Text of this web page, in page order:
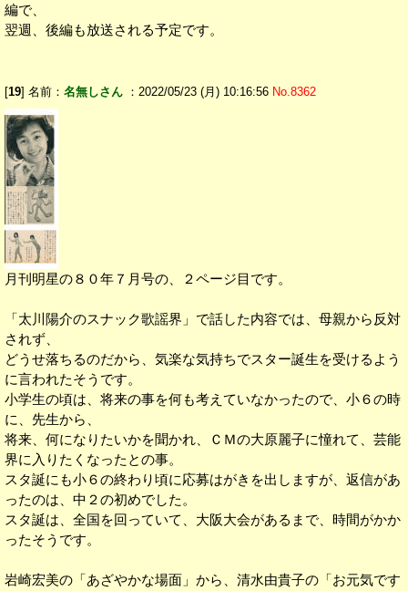
編で、
翌週、後編も放送される予定です。
[19] 名前： 名無しさん ：2022/05/23 (月) 10:16:56 No.8362
月刊明星の８０年７月号の、２ページ目です。
「太川陽介のスナック歌謡界」で話した内容では、母親から反対
されず、
どうせ落ちるのだから、気楽な気持ちでスター誕生を受けるよう
に言われたそうです。
小学生の頃は、将来の事を何も考えていなかったので、小６の時
に、先生から、
将来、何になりたいかを聞かれ、ＣＭの大原麗子に憧れて、芸能
界に入りたくなったとの事。
スタ誕にも小６の終わり頃に応募はがきを出しますが、返信があ
ったのは、中２の初めでした。
スタ誕は、全国を回っていて、大阪大会があるまで、時間がかか
ったそうです。
岩崎宏美の「あざやかな場面」から、清水由貴子の「お元気です